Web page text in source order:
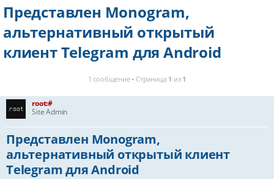
Представлен Monogram,
альтернативный открытый
клиент Telegram для Android
1 сообщение • Страница 1 из 1
root:#
Site Admin
Представлен Monogram,
альтернативный открытый клиент
Telegram для Android